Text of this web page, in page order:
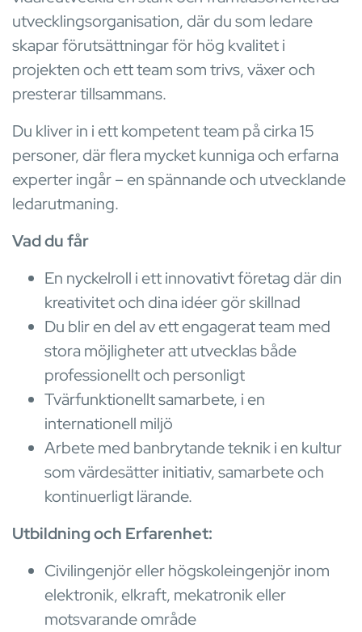
utvecklingsorganisation, där du som ledare
skapar förutsättningar för hög kvalitet i
projekten och ett team som trivs, växer och
presterar tillsammans.
Du kliver in i ett kompetent team på cirka 15
personer, där flera mycket kunniga och erfarna
experter ingår – en spännande och utvecklande
ledarutmaning.
Vad du får
En nyckelroll i ett innovativt företag där din
kreativitet och dina idéer gör skillnad
Du blir en del av ett engagerat team med
stora möjligheter att utvecklas både
professionellt och personligt
Tvärfunktionellt samarbete, i en
internationell miljö
Arbete med banbrytande teknik i en kultur
som värdesätter initiativ, samarbete och
kontinuerligt lärande.
Utbildning och Erfarenhet:
Civilingenjör eller högskoleingenjör inom
elektronik, elkraft, mekatronik eller
motsvarande område